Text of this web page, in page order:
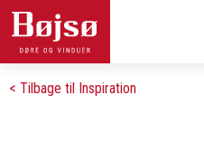
< Tilbage til Inspiration